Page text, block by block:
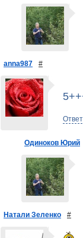
anna987 #
Одиноков Юрий
Натали Зеленко #